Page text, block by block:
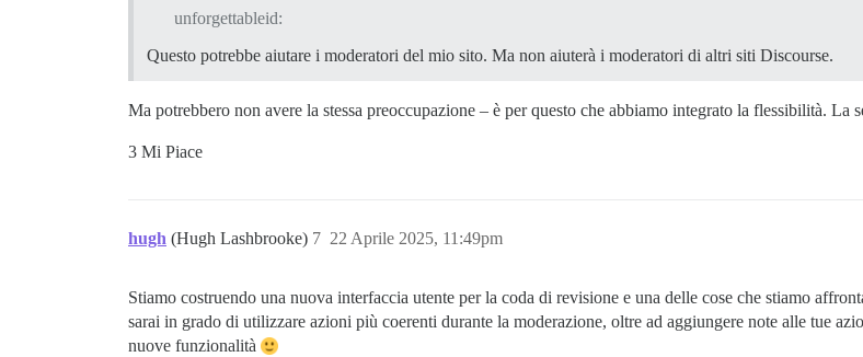
unforgettableid:
Questo potrebbe aiutare i moderatori del mio sito. Ma non aiuterà i moderatori di altri siti Discourse.
Ma potrebbero non avere la stessa preoccupazione – è per questo che abbiamo integrato la flessibilità.
3 Mi Piace
hugh (Hugh Lashbrooke) 22 Aprile 2025, 11:49pm
7
Stiamo costruendo una nuova interfaccia utente per la coda di revisione e una delle cose che stiamo
sarai in grado di utilizzare azioni più coerenti durante la moderazione, oltre ad aggiungere note alle tue
nuove funzionalità